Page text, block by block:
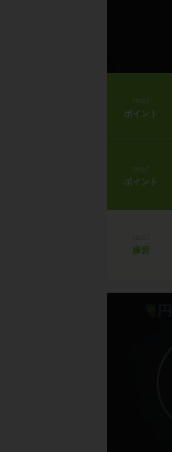
step1
ポイント
step2
ポイント
練習